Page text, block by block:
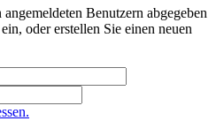
Benutzern abgegeben
oder erstellen Sie einen neuen